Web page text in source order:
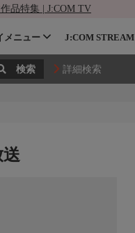
品特集 | J:COM TV
メニュー J:COM STREAM
詳細検索